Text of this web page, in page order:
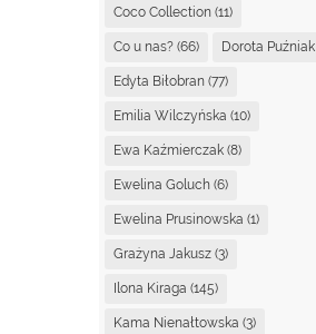
Coco Collection (11)
Co u nas? (66) Dorota Puźniak
Edyta Biłobran (77)
Emilia Wilczyńska (10)
Ewa Kaźmierczak (8)
Ewelina Goluch (6)
Ewelina Prusinowska (1)
Grażyna Jakusz (3)
Ilona Kiraga (145)
Kama Nienałtowska (3)